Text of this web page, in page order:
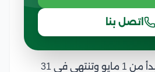
اتصل بنا
المرحلة الأولى: تبدأ من 1 مايو وتنتهي في 31